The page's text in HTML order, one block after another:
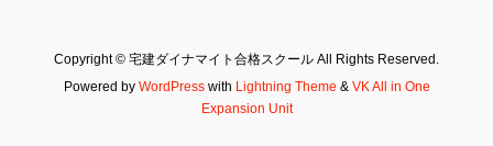
Copyright © 宅建ダイナマイト合格スクール All Rights Reserved.
Powered by WordPresswith Lightning Theme & VK All in One
Expansion Unit